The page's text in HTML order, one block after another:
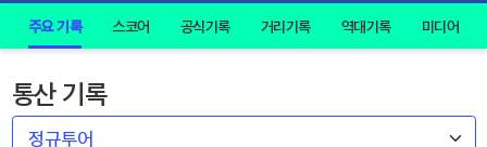
주요 기록 스코어 공식기록 거리기록 역대기록 미디어
통산 기록